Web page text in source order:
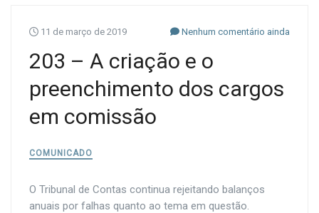
Nenhum comentário ainda
11 de março de 2019
203 – A criação e o
preenchimento dos cargos
em comissão
COMUNICADO
O Tribunal de Contas continua rejeitando balanços
anuais por falhas quanto ao tema em questão.